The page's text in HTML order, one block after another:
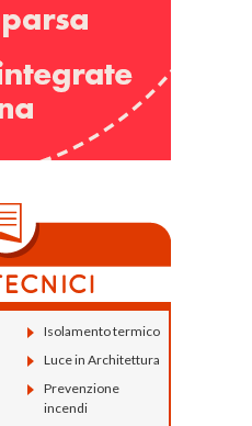
Isolamento termico
Luce in Architettura
Prevenzione
incendi